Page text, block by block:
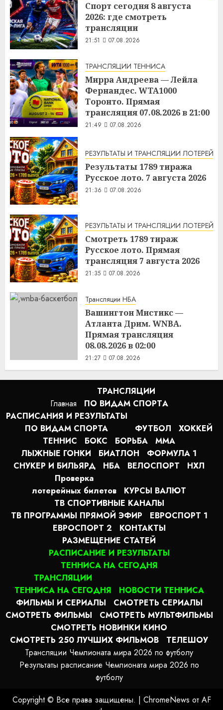
Спорт сегодня 8 августа
2026: где смотреть
трансляции
21:51 07.08.2026
ТРАНСЛЯЦИИ ТЕННИСА
Мирра Андреева — Лейла
Фернандес. WTA1000
Торонто. Прямая
трансляция 07.08.2026 в 21:00
21:49 07.08.2026
РЕЗУЛЬТАТЫ И ТРАНСЛЯЦИИ ЛОТЕРЕЙ
Результаты 1789 тиража
Русское лото. 7 августа 2026
21:36 07.08.2026
РЕЗУЛЬТАТЫ И ТРАНСЛЯЦИИ ЛОТЕРЕЙ
Смотреть 1789 тираж
Русское лото. Прямая
трансляция 7 августа 2026
21:35 07.08.2026
Трансляции НБА
Вашингтон Мистикс —
Атланта Дрим. WNBA.
Прямая трансляция
08.08.2026 в 02:00
21:27 07.08.2026
Главная
ТРАНСЛЯЦИИ
ПО ВИДАМ СПОРТA
РАСПИСАНИЯ И РЕЗУЛЬТАТЫ
ПО ВИДАМ СПОРТА
ФУТБОЛ
ХОККЕЙ
ТЕННИС
БОКС БОРЬБА
MMA
ЛЫЖНЫЕ ГОНКИ
БИАТЛОН
ФОРМУЛА 1
СНУКЕР И БИЛЬЯРД
НБА ВЕЛОСПОРТ
НХЛ
Проверка
лотерейных билетов
КУРСЫ ВАЛЮТ
ТВ СПОРТИВНЫЕ КАНАЛЫ
ТВ ПРОГРАММЫ ПРЯМОЙ ЭФИР
ЕВРОСПОРТ 1
ЕВРОСПОРТ 2
КОНТАКТЫ
РАЗМЕЩЕНИЕ СТАТЕЙ
РАСПИСАНИЕ И РЕЗУЛЬТАТЫ
ТЕННИСА НА СЕГОДНЯ
ТРАНСЛЯЦИИ
ТЕННИСА НА СЕГОДНЯ
НОВОСТИ ТЕННИСА
ФИЛЬМЫ И СЕРИАЛЫ
СМОТРЕТЬ СЕРИАЛЫ
СМОТРЕТЬ ФИЛЬМЫ
СМОТРЕТЬ МУЛЬТФИЛЬМЫ
СМОТРЕТЬ НОВИНКИ КИНО
СМОТРЕТЬ 250 ЛУЧШИХ ФИЛЬМОВ
ТЕЛЕШОУ
Трансляции Чемпионата мира 2026 по футболу
Результаты расписание Чемпионата мира 2026 по
футболу
Copyright © Все права защищены. | ChromeNews от AF